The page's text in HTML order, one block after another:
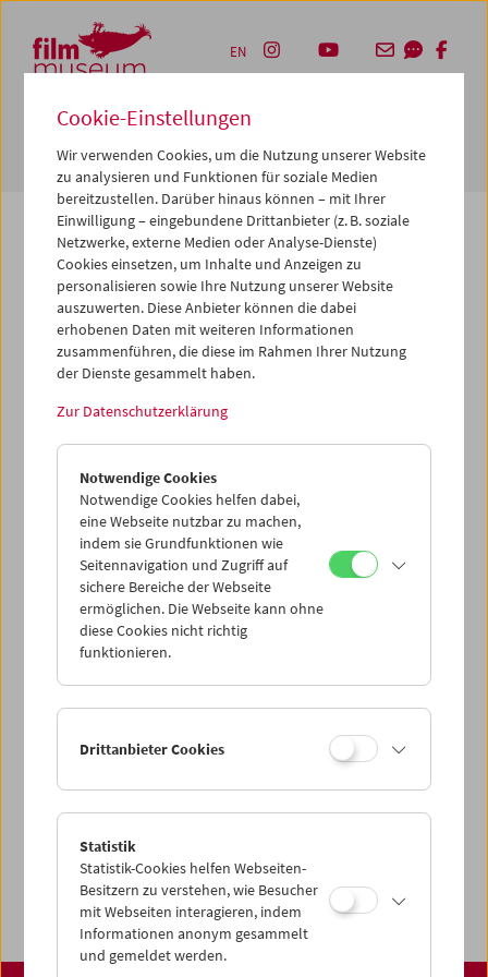
Zum Inhalt
Zum Hauptmenü
Zur Servicenavigation
Zum Suche
EN
Die von Ihnen angeforderte Seite konnte nicht
gefunden werden.
Gründe dafür könnten sein, dass Sie eine falsche oder
veraltete URL aufgerufen haben – bitte überprüfen Sie
Seite archiviert, verschoben oder umbenannt.
Vielleicht können Sie den von Ihnen gewünschten Inhalt
über unsere Startseite finden:
www.filmmuseum.at
Share on
Spielplan
Regelmäßige Programme
Programmarchiv
Ticketinformationen
Cookie-Einstellungen
Wir verwenden Cookies, um die Nutzung unserer Website
zu analysieren und Funktionen für soziale Medien
bereitzustellen. Darüber hinaus können – mit Ihrer
Einwilligung – eingebundene Drittanbieter (z. B. soziale
Netzwerke, externe Medien oder Analyse-Dienste)
Cookies einsetzen, um Inhalte und Anzeigen zu
personalisieren sowie Ihre Nutzung unserer Website
auszuwerten. Diese Anbieter können die dabei
erhobenen Daten mit weiteren Informationen
zusammenführen, die diese im Rahmen Ihrer Nutzung
der Dienste gesammelt haben.
Zur Datenschutzerklärung
Notwendige Cookies
Notwendige Cookies helfen dabei,
eine Webseite nutzbar zu machen,
indem sie Grundfunktionen wie
Seitennavigation und Zugriff auf
sichere Bereiche der Webseite
ermöglichen. Die Webseite kann ohne
diese Cookies nicht richtig
funktionieren.
Drittanbieter Cookies
Statistik
Statistik-Cookies helfen Webseiten-
Besitzern zu verstehen, wie Besucher
mit Webseiten interagieren, indem
Informationen anonym gesammelt
und gemeldet werden.